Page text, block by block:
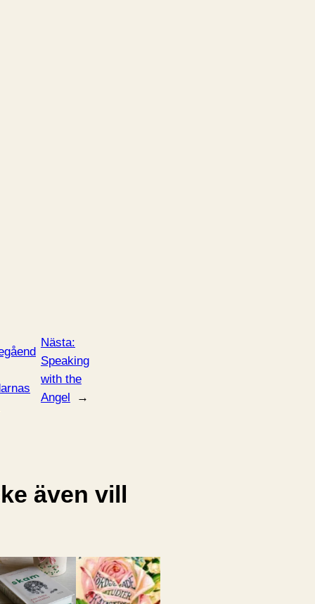
Nästa:
Speaking
with the
Angel
→
även vill